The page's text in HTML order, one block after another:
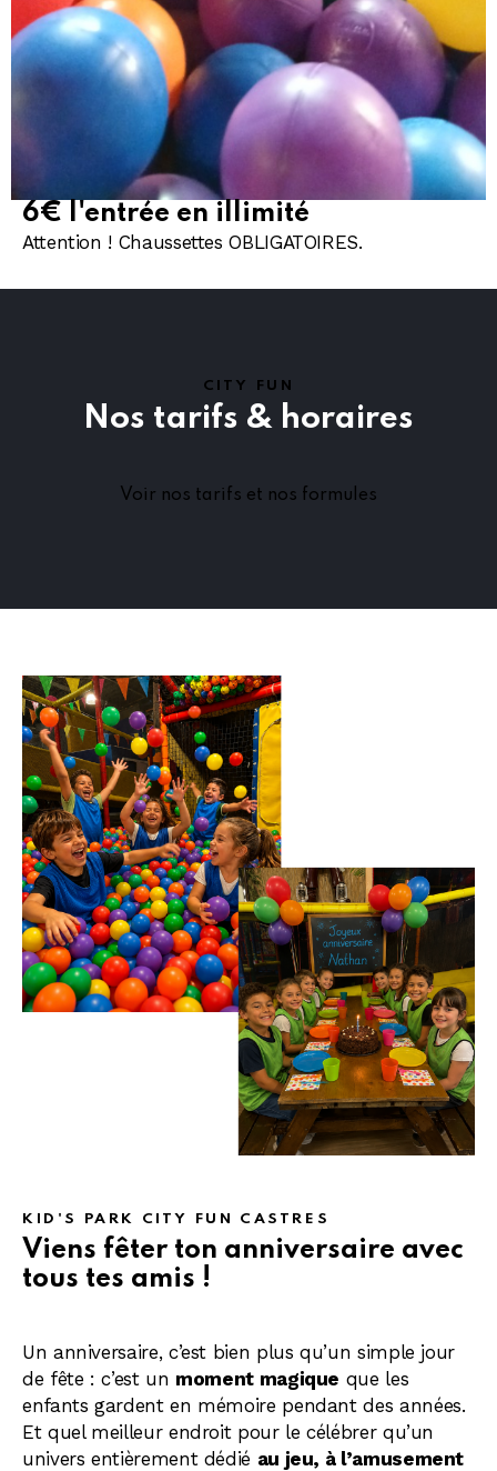
6€ l'entrée en illimité
Attention ! Chaussettes OBLIGATOIRES.
CITY FUN
Nos tarifs & horaires
Voir nos tarifs et nos formules
KID'S PARK CITY FUN CASTRES
Viens fêter ton anniversaire avec
tous tes amis !
Un anniversaire, c’est bien plus qu’un simple jour
de fête : c’est un moment magique que les
enfants gardent en mémoire pendant des années.
Et quel meilleur endroit pour le célébrer qu’un
univers entièrement dédié au jeu, à l’amusement